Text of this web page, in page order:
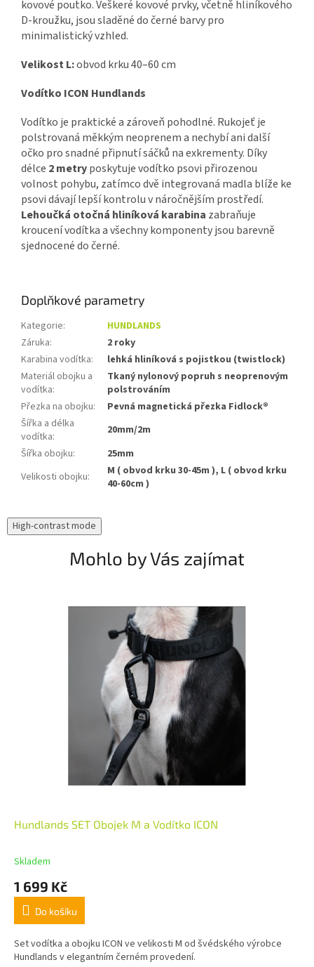
kovové poutko. Veškeré kovové prvky, včetně hliníkového
D-kroužku, jsou sladěné do černé barvy pro
minimalistický vzhled.
Velikost L:obvod krku 40–60 cm
Vodítko ICON Hundlands
Vodítko je praktické a zároveň pohodlné. Rukojeť je
polstrovaná měkkým neoprenem a nechybí ani další
očko pro snadné připnutí sáčků na exkrementy. Díky
délce 2 metryposkytuje vodítko psovi přirozenou
volnost pohybu, zatímco dvě integrovaná madla blíže ke
psovi dávají lepší kontrolu v náročnějším prostředí.
Lehoučká otočná hliníková karabina zabraňuje
kroucení vodítka a všechny komponenty jsou barevně
sjednocené do černé.
Doplňkové parametry
Kategorie:
HUNDLANDS
Záruka:
2 roky
Karabina vodítka:
lehká hliníková s pojistkou (twistlock)
Materiál obojku a
vodítka:
Tkaný nylonový popruh s neoprenovým
polstrováním
Přezka na obojku:
Pevná magnetická přezka Fidlock®
Šířka a délka
vodítka:
20mm/2m
Šířka obojku:
25mm
Velikosti obojku:
M ( obvod krku 30-45m ), L ( obvod krku
40-60cm )
High-contrast mode
Mohlo by Vás zajímat
Hundlands SET Obojek M a Vodítko ICON
Skladem
1 699 Kč
Do košíku
Set vodítka a obojku ICON ve velikosti M od švédského výrobce
Hundlands v elegantním černém provedení.